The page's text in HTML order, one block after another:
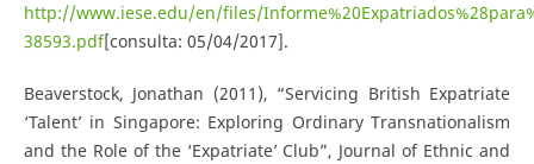
http://www.iese.edu/en/files/
38593.pdf[consulta: 05/04/2017].
Beaverstock, Jonathan (2011), “Servicing British Expatriate
‘Talent’ in Singapore: Exploring Ordinary Transnationalism
and the Role of the ‘Expatriate’ Club”, Journal of Ethnic and